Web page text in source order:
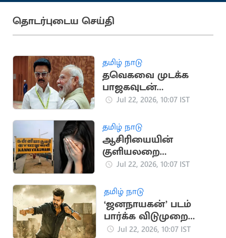
தொடர்புடைய செய்தி
தமிழ் நாடு
தவெகவை முடக்க
பாஜகவுடன்
கைகோர்க்கும் திமுக?
Jul 22, 2026, 10:07 IST
தமிழ் நாடு
ஆசிரியையின்
குளியலறை
வீடியோவை வைத்து
வழக்கு
Jul 22, 2026, 10:07 IST
தமிழ் நாடு
‘ஜனநாயகன்’ படம்
பார்க்க விடுமுறை
அறிவித்த தமிழக
Jul 22, 2026, 10:07 IST